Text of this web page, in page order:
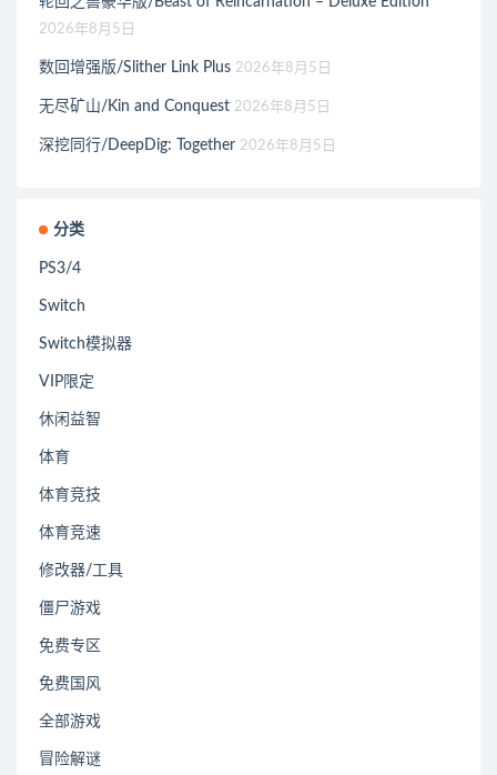
2026年8月5日
数回增强版/Slither Link Plus 2026年8月5日
无尽矿山/Kin and Conquest 2026年8月5日
深挖同行/DeepDig: Together 2026年8月5日
分类
PS3/4
Switch
Switch模拟器
VIP限定
休闲益智
体育
体育竞技
体育竞速
修改器/工具
僵尸游戏
免费专区
免费国风
全部游戏
冒险解谜